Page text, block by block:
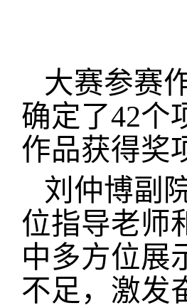
大赛参赛
确定了42个
作品获得奖
刘仲博副
位指导老师
中多方位展
不足，激发